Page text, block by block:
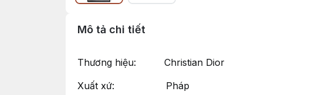
Mô tả chi tiết
Thương hiệu: Christian Dior
Xuất xứ: Pháp